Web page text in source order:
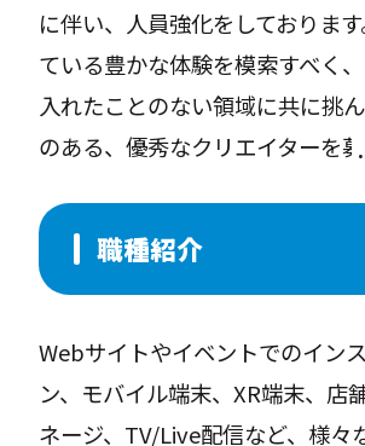
に伴い、人員強化をしておりま
ている豊かな体験を模索すべく
入れたことのない領域に共に挑
のある、優秀なクリエイターを
職種紹介
Webサイトやイベントでのイン
ン、モバイル端末、XR端末、店
ネージ、TV/Live配信など、様々